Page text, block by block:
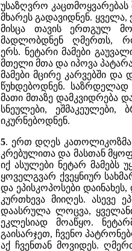
უსაზღვრო კაცთმოყვარებას
მხარეს გადავიდნენ.
მისცა თავის ერთგულ
მადლობდნენ ღმერთს,
ერს. ნეტარი მამები
მთელი მთა და იპოვა
მამები მცირე კარვებში
წუხდებოდნენ.
მათი მთაზე დამკვიდრება
სნეულები,
იკურნებოდნენ.
5. ერთ დღეს კათოლიკოზმა
კრებულითა და მასთან
იქ ასულები ნეტარ
ყოველგვარ ქვეყნიურ
და ეპისკოპოსები
კურთხევა მიიღეს. ასევე
დაასრულა ლოცვა,
ეკლესიად მოაწყო.
გაისარჯეთ, ჩვენო
აქ ჩვენთან მოვიდეს.